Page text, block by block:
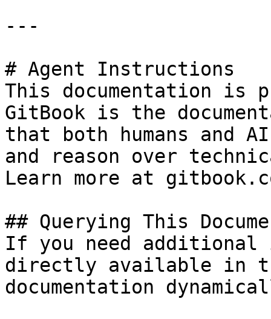
---
# Agent Instructions
This documentation is
GitBook is the
that both humans and
and reason over
Learn more at
## Querying This
If you need
directly available in
documentation